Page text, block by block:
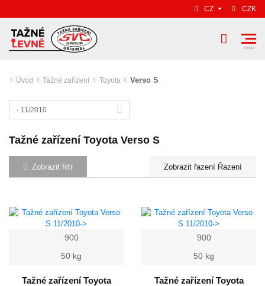
CZ CZK
Úvod Tažné zařízení Toyota Verso S
- 11/2010
Tažné zařízení Toyota Verso S
Zobrazit filtr Řazení
900
50 kg
Tažné zařízení Toyota
900
50 kg
Tažné zařízení Toyota